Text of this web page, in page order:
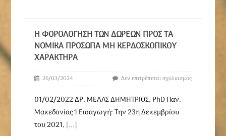
Η ΦΟΡΟΛΌΓΗΣΗ ΤΩΝ ΔΩΡΕΏΝ ΠΡΟΣ ΤΑ
ΝΟΜΙΚΆ ΠΡΌΣΩΠΑ ΜΗ ΚΕΡΔΟΣΚΟΠΙΚΟΎ
ΧΑΡΑΚΤΉΡΑ
26/03/2024 Δεν επιτρέπεται σχολιασμός
01/02/2022 ΔΡ. ΜΕΛΑΣ ΔΗΜΗΤΡΙΟΣ, PhD Παν.
Μακεδονίας 1 Εισαγωγή: Την 23η Δεκεμβρίου
του 2021, [...]